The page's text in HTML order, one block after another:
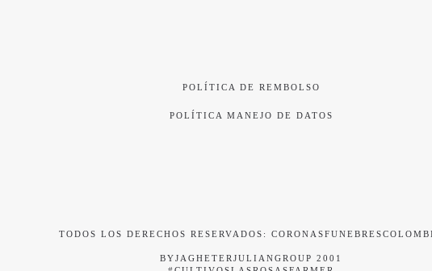
POLÍTICA DE REMBOLSO
POLÍTICA MANEJO DE DATOS
TODOS LOS DERECHOS RESERVADOS:
BYJAGHETERJULIANGROUP 2001